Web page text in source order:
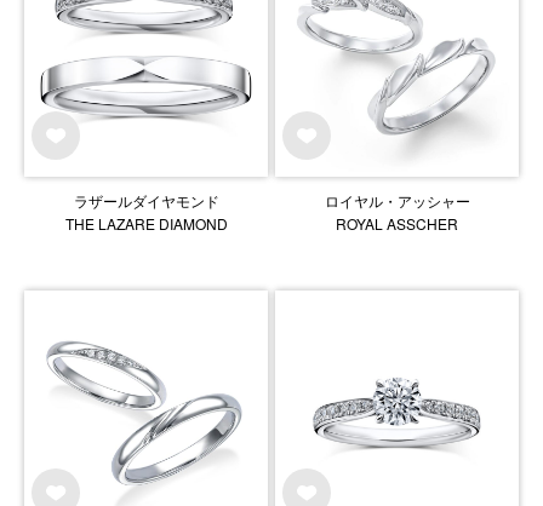
ラザールダイヤモンド
THE LAZARE DIAMOND
ロイヤル・アッシャー
ROYAL ASSCHER